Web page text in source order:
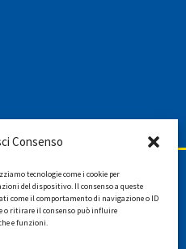
Consenso
tecnologie come i cookie per
del dispositivo. Il consenso a queste
come il comportamento di navigazione o ID
o ritirare il consenso può influire
e funzioni.
108 TA 3